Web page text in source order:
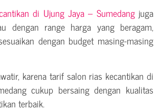
di Ujung Jaya – Sumedangjuga
dengan range harga yang beragam,
dengan budget masing-masing
karena tarif salon rias kecantikan di
cukup bersaing dengan kualitas
terbaik.